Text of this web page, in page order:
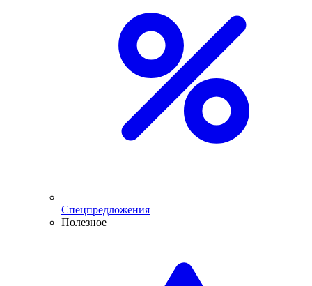
Спецпредложения
Полезное